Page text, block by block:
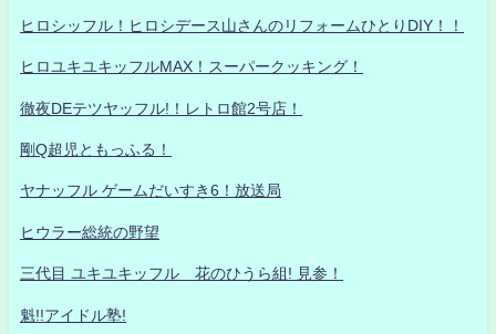
ヒロシッフル！ヒロシデース山さんのリフォームひとりDIY！！
ヒロユキユキッフルMAX！スーパークッキング！
徹夜DEテツヤッフル!！レトロ館2号店！
剛Q超児ともっふる！
ヤナッフル ゲームだいすき6！放送局
ヒウラー総統の野望
三代目 ユキユキッフル 花のひうら組! 見参！
魁!!アイドル塾!